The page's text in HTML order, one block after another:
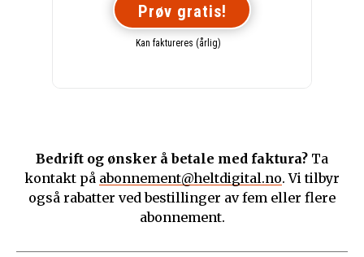
Prøv gratis!
Kan faktureres (årlig)
Bedrift og ønsker å betale med faktura? Ta
kontakt på abonnement@heltdigital.no. Vi tilbyr
også rabatter ved bestillinger av fem eller flere
abonnement.